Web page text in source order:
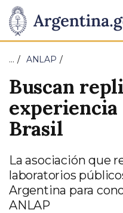
Presidencia
de
la
Nación
Pasar al contenido
… ANLAP
Buscan
experiencia
Brasil
La asociación que
laboratorios
Argentina para
ANLAP